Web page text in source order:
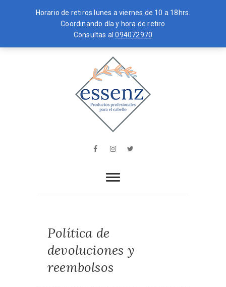
Horario de retiros lunes a viernes de 10 a 18hrs.
Coordinando día y hora de retiro
Consultas al094072970
to
essenz
EL CABELLO
FacebookInstagram
Política de
devoluciones y
reembolsos